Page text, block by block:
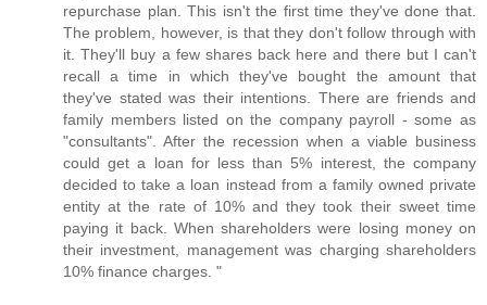
repurchase plan. This isn't the first time they've done that.
The problem, however, is that they don't follow through with
it. They'll buy a few shares back here and there but I can't
recall a time in which they've bought the amount that
they've stated was their intentions. There are friends and
family members listed on the company payroll - some as
"consultants". After the recession when a viable business
could get a loan for less than 5% interest, the company
decided to take a loan instead from a family owned private
entity at the rate of 10% and they took their sweet time
paying it back. When shareholders were losing money on
their investment, management was charging shareholders
10% finance charges. "